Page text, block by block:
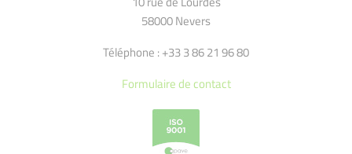
58000 Nevers
Téléphone : +33 3 86 21 96 80
Formulaire de contact